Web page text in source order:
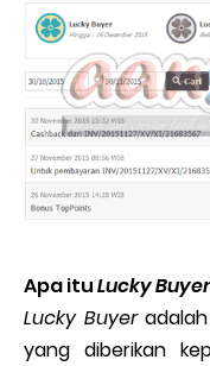
Apa ituLucky Buyer
Lucky Buyer
yang diberikan